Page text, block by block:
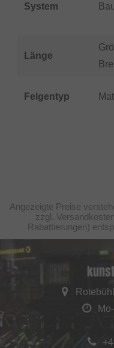
System
Länge
Felgentyp
Angezeigte Preise
zzgl.
Rabattierungen)